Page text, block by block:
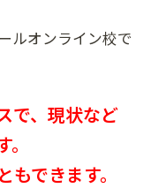
ルオンライン校で
で、現状など
できます。